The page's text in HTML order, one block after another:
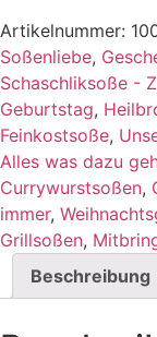
Artikelnummer:
Soßenliebe,
Schaschliksoße -
Geburtstag,
Feinkostsoße,
Alles was dazu
Currywurstsoßen,
immer,
Grillsoßen,
Beschreibung